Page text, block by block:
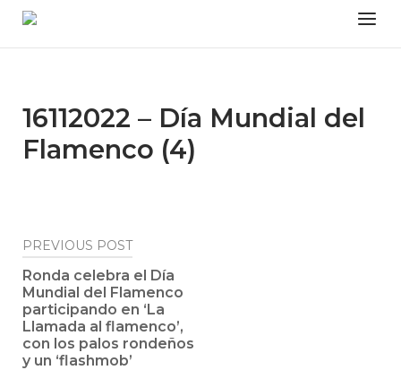
Skip
Menu
16112022 – Día Mundial del
Flamenco (4)
Post
navigation
PREVIOUS POST
Ronda celebra el Día
Mundial del Flamenco
participando en ‘La
Llamada al flamenco’,
con los palos rondeños
y un ‘flashmob’